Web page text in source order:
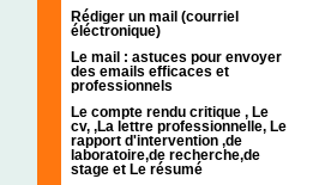
Rédiger un mail (courriel
éléctronique)
Le mail : astuces pour envoyer
des emails efficaces et
professionnels
Le compte rendu critique , Le
cv, ,La lettre professionnelle, Le
rapport d'intervention ,de
laboratoire,de recherche,de
stage et Le résumé